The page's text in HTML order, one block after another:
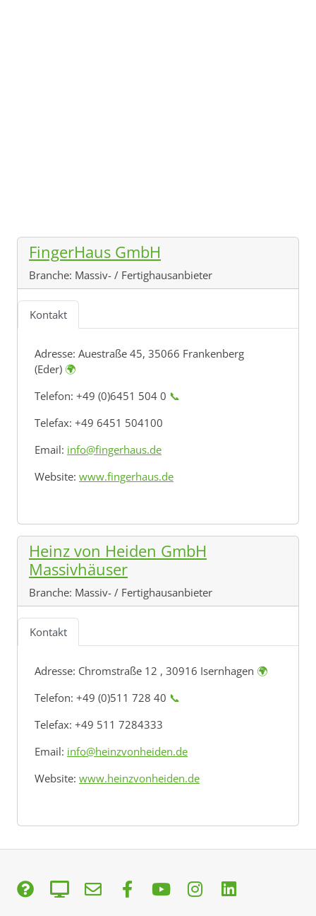
FingerHaus GmbH
Branche: Massiv- / Fertighausanbieter
Kontakt
Adresse: Auestraße 45, 35066 Frankenberg
(Eder) 🌍
Telefon: +49 (0)6451 504 0 📞
Telefax: +49 6451 504100
Email: info@fingerhaus.de
Website: www.fingerhaus.de
Heinz von Heiden GmbH
Massivhäuser
Branche: Massiv- / Fertighausanbieter
Kontakt
Adresse: Chromstraße 12 , 30916 Isernhagen 🌍
Telefon: +49 (0)511 728 40 📞
Telefax: +49 511 7284333
Email: info@heinzvonheiden.de
Website: www.heinzvonheiden.de